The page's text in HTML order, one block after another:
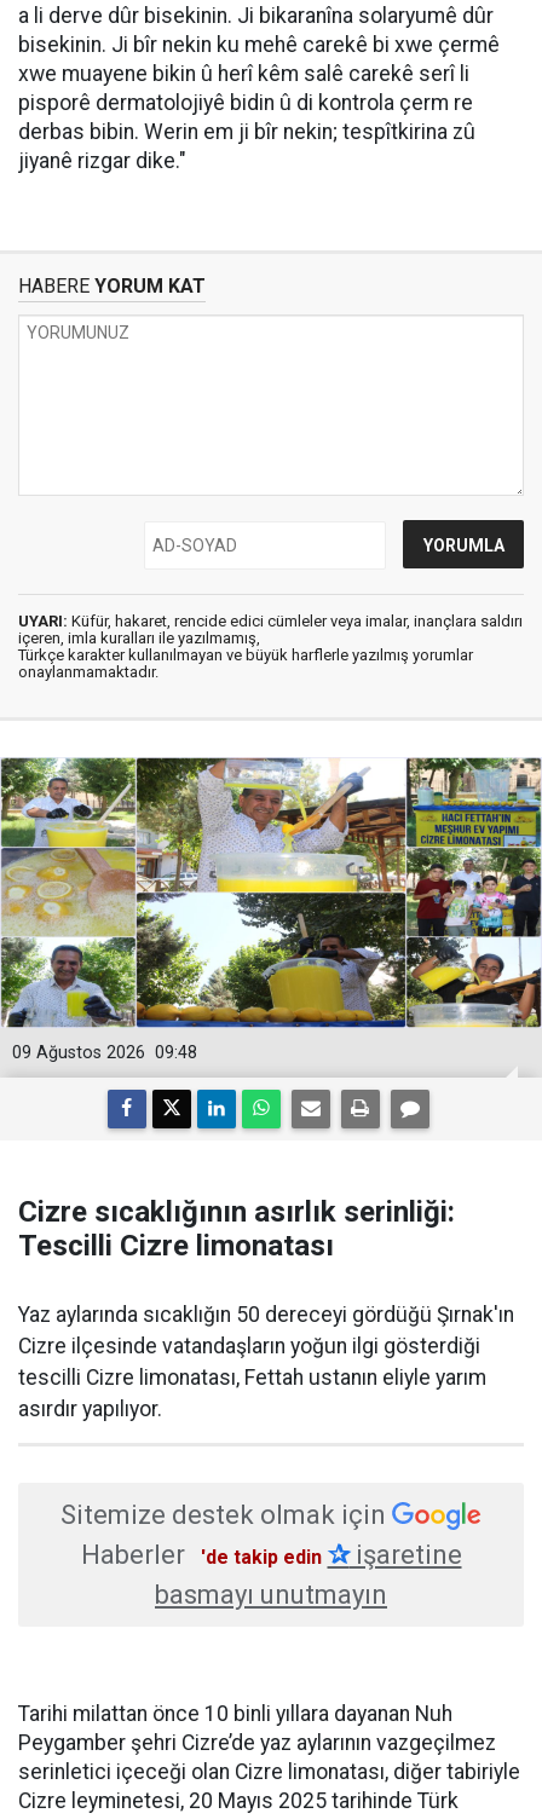
a li derve dûr bisekinin. Ji bikaranîna solaryumê dûr
bisekinin. Ji bîr nekin ku mehê carekê bi xwe çermê
xwe muayene bikin û herî kêm salê carekê serî li
pisporê dermatolojiyê bidin û di kontrola çerm re
derbas bibin. Werin em ji bîr nekin; tespîtkirina zû
jiyanê rizgar dike."
HABERE YORUM KAT
UYARI: Küfür, hakaret, rencide edici cümleler veya imalar, inançlara saldırı
içeren, imla kuralları ile yazılmamış,
Türkçe karakter kullanılmayan ve büyük harflerle yazılmış yorumlar
onaylanmamaktadır.
09:48
09 Ağustos 2026
Cizre sıcaklığının asırlık serinliği:
Tescilli Cizre limonatası
Yaz aylarında sıcaklığın 50 dereceyi gördüğü Şırnak'ın
Cizre ilçesinde vatandaşların yoğun ilgi gösterdiği
tescilli Cizre limonatası, Fettah ustanın eliyle yarım
asırdır yapılıyor.
Sitemize destek olmak için
Haberler
'de takip edin ✰işaretine
basmayı unutmayın
Tarihi milattan önce 10 binli yıllara dayanan Nuh
Peygamber şehri Cizre’de yaz aylarının vazgeçilmez
serinletici içeceği olan Cizre limonatası, diğer tabiriyle
Cizre leyminetesi, 20 Mayıs 2025 tarihinde Türk